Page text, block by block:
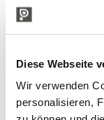
Diese Webseite
Wir verwenden
personalisieren,
Deckel mit 2
IN